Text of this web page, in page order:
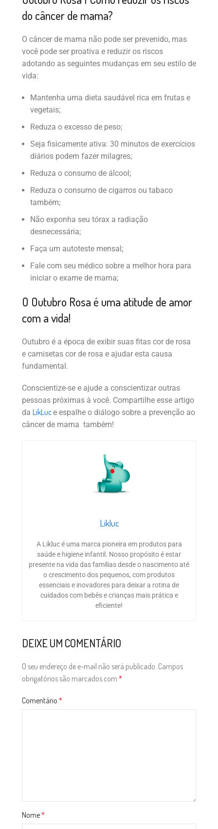
do câncer de mama?
O câncer de mama não pode ser prevenido, mas
você pode ser proativa e reduzir os riscos
adotando as seguintes mudanças em seu estilo de
vida:
Mantenha uma dieta saudável rica em frutas e
vegetais;
Reduza o excesso de peso;
Seja fisicamente ativa: 30 minutos de exercícios
diários podem fazer milagres;
Reduza o consumo de álcool;
Reduza o consumo de cigarros ou tabaco
também;
Não exponha seu tórax a radiação
desnecessária;
Faça um autoteste mensal;
Fale com seu médico sobre a melhor hora para
iniciar o exame de mama;
O Outubro Rosa é uma atitude de amor
com a vida!
Outubro é a época de exibir suas fitas cor de rosa
e camisetas cor de rosa e ajudar esta causa
fundamental.
Conscientize-se e ajude a conscientizar outras
pessoas próximas à você. Compartilhe esse artigo
da LikLuce espalhe o diálogo sobre a prevenção ao
câncer de mama também!
Likluc
A Likluc é uma marca pioneira em produtos para
saúde e higiene infantil. Nosso propósito é estar
presente na vida das famílias desde o nascimento até
o crescimento dos pequenos, com produtos
essenciais e inovadores para deixar a rotina de
cuidados com bebês e crianças mais prática e
eficiente!
DEIXE UM COMENTÁRIO
O seu endereço de e-mail não será publicado. Campos
obrigatórios são marcados com *
Comentário *
Nome*